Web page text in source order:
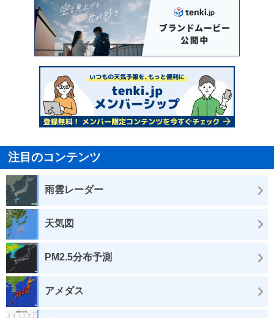
注目のコンテンツ
雨雲レーダー
天気図
PM2.5分布予測
アメダス